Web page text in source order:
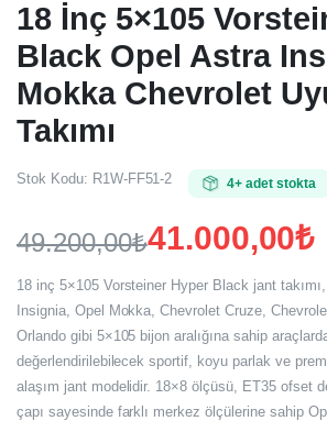
18 İnç 5×105
Black Opel Astra
Mokka Chevrolet
Takımı
Stok Kodu: R1W-FF51-2 4+ adet stokta
49.200,00₺
Orijinal
fiyat:
49.200,00₺.
41.000,00₺
Şu
andaki
fiyat:
41.000,00₺.
18 inç 5×105 Vorsteiner Hyper Black jant
Insignia, Opel Mokka, Chevrolet Cruze,
Orlando gibi 5×105 bijon aralığına sahip
değerlendirilebilecek sportif, koyu parlak ve
alaşım jant modelidir. 18×8 ölçüsü, ET35 ofset
çapı sayesinde farklı merkez ölçülerine sahip